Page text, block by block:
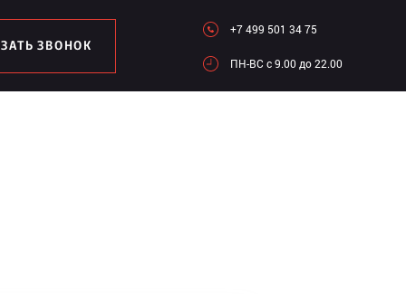
ЗВОНОК
+7 499 501 34 75
ПН-ВC c 9.00 до 22.00